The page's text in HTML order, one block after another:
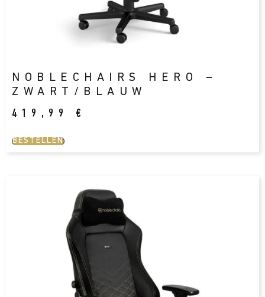
NOBLECHAIRS HERO –
ZWART/BLAUW
419,99 €
BESTELLEN